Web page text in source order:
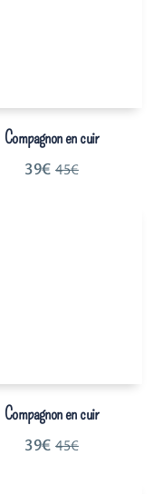
Compagnon en cuir
39€ 45€
Compagnon en cuir
39€ 45€